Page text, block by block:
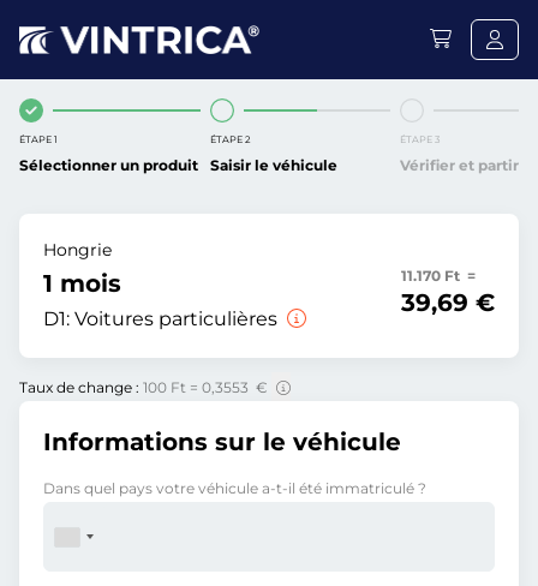
ÉTAPE 1
Sélectionner un produit
ÉTAPE 2
Saisir le véhicule
ÉTAPE 3
Vérifier et partir
Hongrie
1 mois
D1: Voitures particulières
11.170 Ft =
39,69 €
Taux de change : 100 Ft = 0,3553 €
Informations sur le véhicule
Dans quel pays votre véhicule a-t-il été immatriculé ?